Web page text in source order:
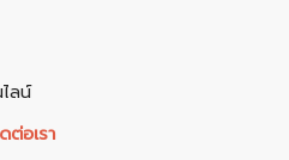
ลน์
ต่อเรา